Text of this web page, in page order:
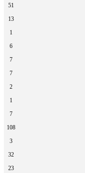
51
13
1
6
7
7
2
1
7
108
3
32
23